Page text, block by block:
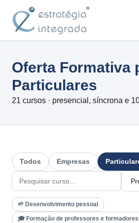
Oferta Formativa
Particulares
21 cursos · presencial, síncrona e
Todos Empresas
🌱 Desenvolvimento pessoal
🎓 Formação de professores e